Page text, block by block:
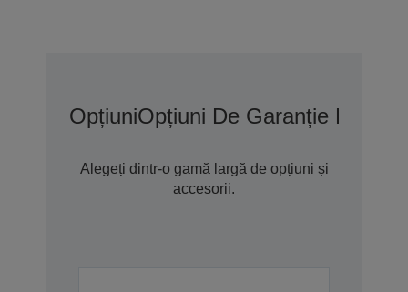
OpțiuniOpțiuni De Garanție
Alegeți dintr-o gamă largă de opțiuni și
accesorii.